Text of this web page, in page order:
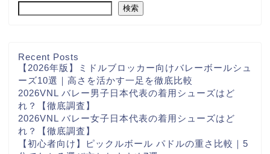
検索
Recent Posts
【2026年版】ミドルブロッカー向けバレーボールシュ
ーズ10選｜高さを活かす一足を徹底比較
2026VNL バレー男子日本代表の着用シューズはど
れ？【徹底調査】
2026VNL バレー女子日本代表の着用シューズはど
れ？【徹底調査】
【初心者向け】ピックルボール パドルの重さ比較｜5